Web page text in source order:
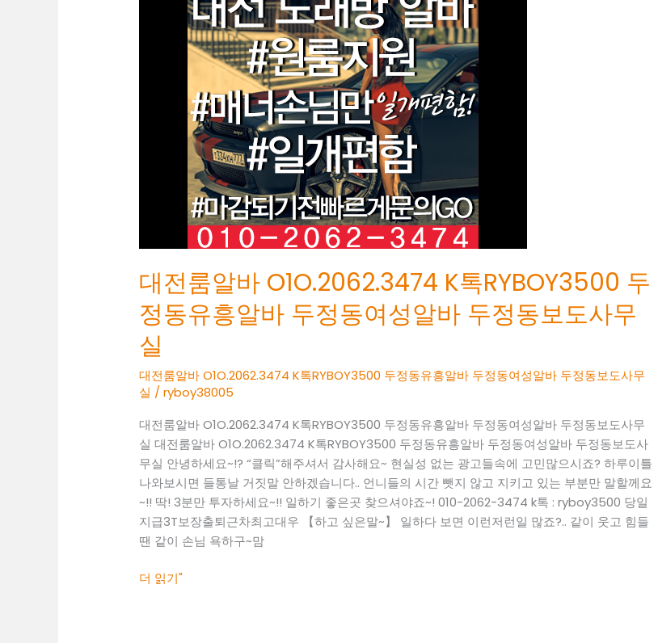
대전룸알바 O1O.2062.3474 K톡RYBOY3500 두
정동유흥알바 두정동여성알바 두정동보도사무
실
대전룸알바 O1O.2062.3474 K톡RYBOY3500 두정동유흥알바 두정동여성알바 두정동보도사무
실 /ryboy38005
대전룸알바 O1O.2062.3474 K톡RYBOY3500 두정동유흥알바 두정동여성알바 두정동보도사무
실 대전룸알바 O1O.2062.3474 K톡RYBOY3500 두정동유흥알바 두정동여성알바 두정동보도사
무실 안녕하세요~!? “클릭”해주셔서 감사해요~ 현실성 없는 광고들속에 고민많으시죠? 하루이틀
나와보시면 들통날 거짓말 안하겠습니다.. 언니들의 시간 뺏지 않고 지키고 있는 부분만 말할께요
~!! 딱! 3분만 투자하세요~!! 일하기 좋은곳 찾으셔야죠~! 010-2062-3474 k톡 : ryboy3500 당일
지급3T보장출퇴근차최고대우 【하고 싶은말~】 일하다 보면 이런저런일 많죠?.. 같이 웃고 힘들
땐 같이 손님 욕하구~맘
O1O.2062.3474
RYBOY3500
두
동
여
성
알
바
정
동
보
도
사
무
실
더 읽기"